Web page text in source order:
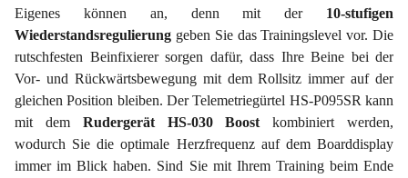
Eigenes können an, denn mit der 10-stufigen
Wiederstandsregulierung geben Sie das Trainingslevel vor. Die
rutschfesten Beinfixierer sorgen dafür, dass Ihre Beine bei der
Vor- und Rückwärtsbewegung mit dem Rollsitz immer auf der
gleichen Position bleiben. Der Telemetriegürtel HS-P095SR kann
mit dem Rudergerät HS-030 Boostkombiniert werden,
wodurch Sie die optimale Herzfrequenz auf dem Boarddisplay
immer im Blick haben. Sind Sie mit Ihrem Training beim Ende